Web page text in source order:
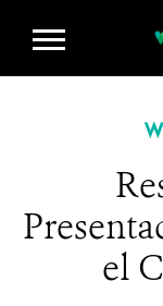
el